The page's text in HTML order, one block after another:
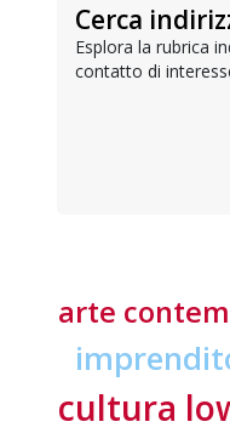
Cerca
Esplora la rubrica
contatto di
arte
cultura